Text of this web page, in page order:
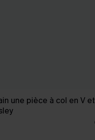
une pièce à col en V et